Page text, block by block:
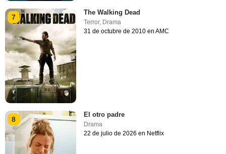
7
The Walking Dead
Terror, Drama
31 de octubre de 2010 en AMC
8
El otro padre
Drama
22 de julio de 2026 en Netflix